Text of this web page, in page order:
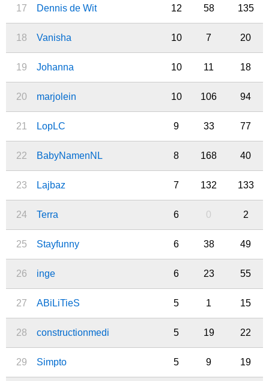
17 Dennis de Wit 12 58 135
18 Vanisha 10 7 20
19 Johanna 10 11 18
20 marjolein 10 106 94
21 LopLC 9 33 77
22 BabyNamenNL 8 168 40
23 Lajbaz 7 132 133
24 Terra 6 0 2
25 Stayfunny 6 38 49
26 inge 6 23 55
27 ABiLiTieS 5 1 15
28 constructionmedi 5 19 22
29 Simpto 5 9 19